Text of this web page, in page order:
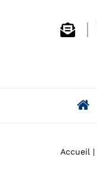
Accueil